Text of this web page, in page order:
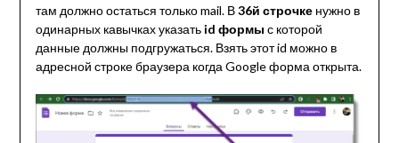
там должно остаться только mail. В36й строчкенужно в
одинарных кавычках указать id формы с которой
данные должны подгружаться. Взять этот id можно в
адресной строке браузера когда Google форма открыта.